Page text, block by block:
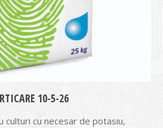
10-5-26
culturi cu necesar de potasiu,